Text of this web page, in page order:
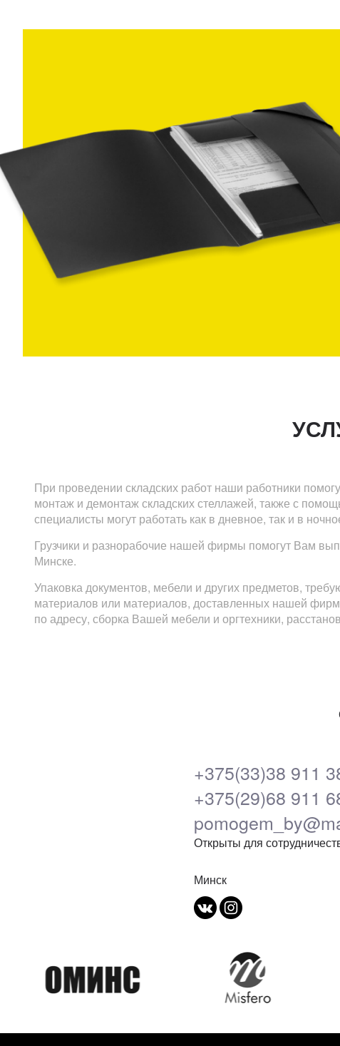
При проведении складских работ наши работники
монтаж и демонтаж складских стеллажей, также с
специалисты могут работать как в дневное, так и в
Грузчики и разнорабочие нашей фирмы помогут Вам
Минске.
Упаковка документов, мебели и других предметов,
материалов или материалов, доставленных нашей
по адресу, сборка Вашей мебели и оргтехники,
+375(33)38 911
+375(29)68 911
Открыты для
Минск